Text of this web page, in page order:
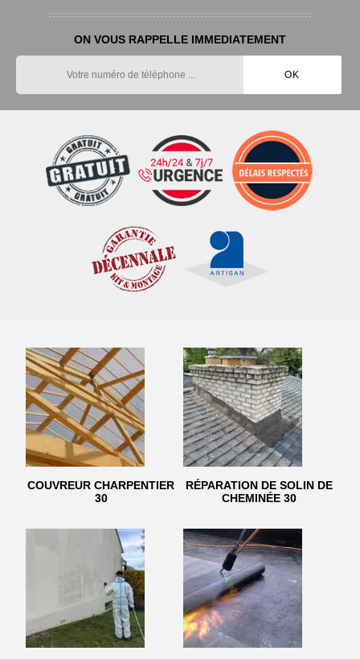
ON VOUS RAPPELLE IMMEDIATEMENT
COUVREUR CHARPENTIER
30
RÉPARATION DE SOLIN DE
CHEMINÉE 30